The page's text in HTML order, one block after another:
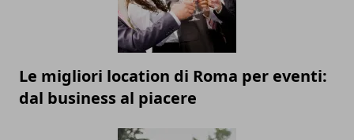
Le migliori location di Roma per eventi:
dal business al piacere